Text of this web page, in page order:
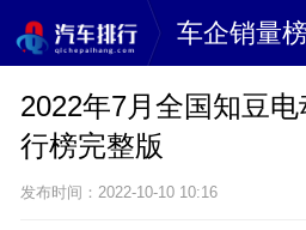
车企销量
2022年7月全国知豆
行榜完整版
发布时间：2022-10-10 10:16